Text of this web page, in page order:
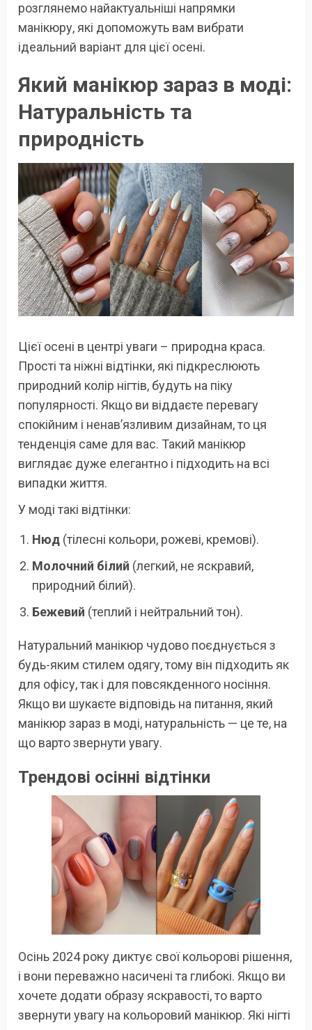
розглянемо найактуальніші напрямки
манікюру, які допоможуть вам вибрати
ідеальний варіант для цієї осені.
Який манікюр зараз в моді:
Натуральність та
природність
Цієї осені в центрі уваги – природна краса.
Прості та ніжні відтінки, які підкреслюють
природний колір нігтів, будуть на піку
популярності. Якщо ви віддаєте перевагу
спокійним і ненав’язливим дизайнам, то ця
тенденція саме для вас. Такий манікюр
виглядає дуже елегантно і підходить на всі
випадки життя.
У моді такі відтінки:
Нюд (тілесні кольори, рожеві, кремові).
Молочний білий (легкий, не яскравий,
природний білий).
Бежевий (теплий і нейтральний тон).
Натуральний манікюр чудово поєднується з
будь-яким стилем одягу, тому він підходить як
для офісу, так і для повсякденного носіння.
Якщо ви шукаєте відповідь на питання, який
манікюр зараз в моді, натуральність — це те, на
що варто звернути увагу.
Трендові осінні відтінки
Осінь 2024 року диктує свої кольорові рішення,
і вони переважно насичені та глибокі. Якщо ви
хочете додати образу яскравості, то варто
звернути увагу на кольоровий манікюр. Які нігті